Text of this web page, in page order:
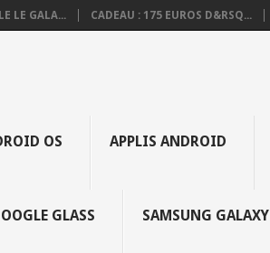
LE GALA... CADEAU : 175 EUROS D&RSQ...
OS APPLIS ANDROID
GLASS SAMSUNG GALAXY